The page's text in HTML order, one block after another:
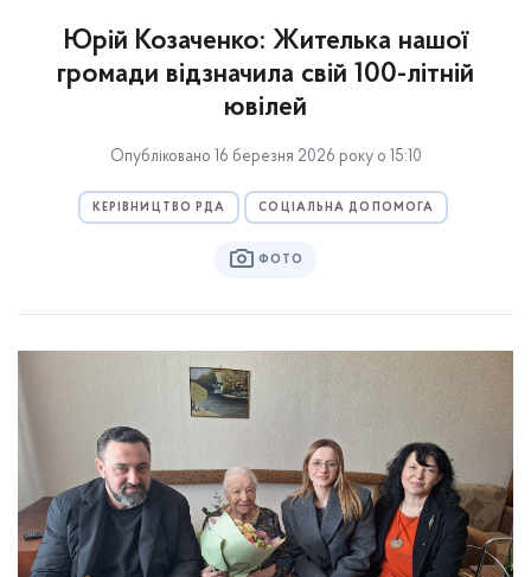
Юрій Козаченко: Жителька нашої
громади відзначила свій 100-літній
ювілей
Опубліковано 16 березня 2026 року о 15:10
КЕРІВНИЦТВО РДА СОЦІАЛЬНА ДОПОМОГА
ФОТО